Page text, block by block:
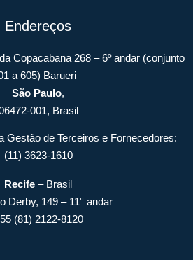
Endereços
Copacabana 268 – 6º andar (conjunto
a 605) Barueri –
São Paulo,
001, Brasil
Gestão de Terceiros e Fornecedores:
(11) 3623-1610
Recife – Brasil
Derby, 149 – 11° andar
(81) 2122-8120